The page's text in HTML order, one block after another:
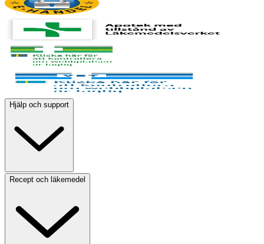
Hjälp och support
Recept och läkemedel